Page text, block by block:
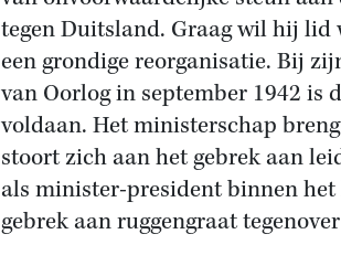
tegen Duitsland. Graag wil hij lid
een grondige reorganisatie. Bij
van Oorlog in september 1942 is
voldaan. Het ministerschap
stoort zich aan het gebrek aan
als minister-president binnen
gebrek aan ruggengraat